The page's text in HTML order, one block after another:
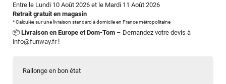
Rallonge en bon état
Entre le Lundi 10 Août 2026 et le Mardi 11 Août 2026
Retrait gratuit en magasin
* Calculée sur une livraison standard à domicile en France métropolitaine
📦 Livraison en Europe et Dom-Tom – Demandez votre devis à
info@funway.fr!